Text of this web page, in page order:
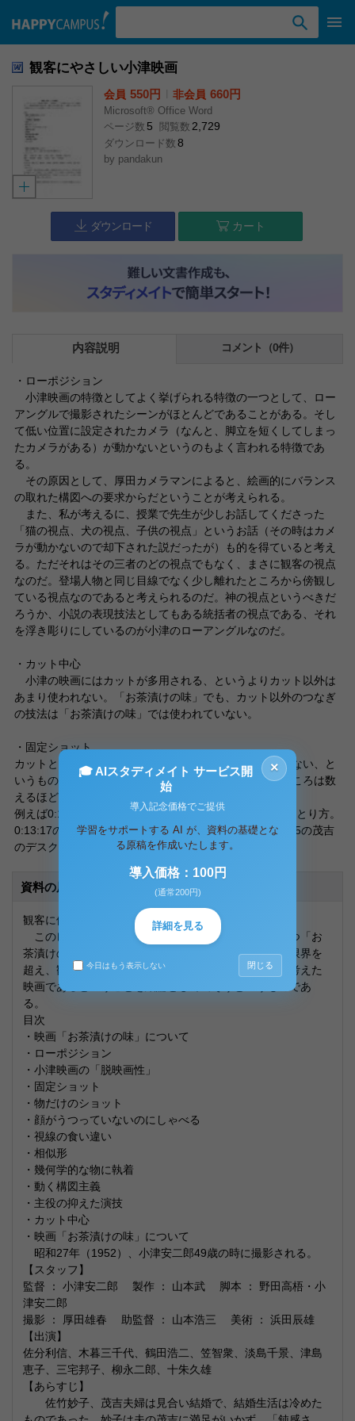
観客にやさしい小津映画
会員 550円 非会員 660円
Microsoft® Office Word
ページ数 5 閲覧数 2,729
ダウンロード数 8
by pandakun
ダウンロード カート
内容説明 コメント（0件）
・ローポジション
小津映画の特徴としてよく挙げられる特徴の一つとして、ロー
アングルで撮影されたシーンがほとんどであることがある。そし
て低い位置に設定されたカメラ（なんと、脚立を短くしてしまっ
たカメラがある）が動かないというのもよく言われる特徴であ
る。
その原因として、厚田カメラマンによると、絵画的にバランス
の取れた構図への要求からだということが考えられる。
また、私が考えるに、授業で先生が少しお話してくださった
「猫の視点、犬の視点、子供の視点」というお話（その時はカメ
ラが動かないので却下された説だったが）も的を得ていると考え
る。ただそれはその三者のどの視点でもなく、まさに観客の視点
なのだ。登場人物と同じ目線でなく少し離れたところから傍観し
ている視点なのであると考えられるのだ。神の視点というべきだ
ろうか、小説の表現技法としてもある統括者の視点である、それ
を浮き彫りにしているのが小津のローアングルなのだ。
・カット中心
小津の映画にはカットが多用される、というよりカット以外は
あまり使われない。「お茶漬けの味」でも、カット以外のつなぎ
の技法は「お茶漬けの味」では使われていない。
・固定ショット
カットとともに小津の特徴とされることにカメラが動かない、と
いうものがある。固定ショット（ヒックス）ではないところは数
えるほどしかない。
例えば0:12:02の部屋の一部をうつしておいてひいていくとり方。
0:13:17の登場人物を追ってカメラが動くシーン。0:35:35の茂吉
のデスクを寄りでとるシーン。などがある。
資料の原本内容
観客に優しい小津映画
このレポートは、小津映画の特徴を、小津映画の一つ「お
茶漬けの味」において確認を行い、小津映画は映画の限界を
超え、観客に本当の意味で優しい、観客のことを良く考えた
映画であるということを結論として出そうというものであ
る。
目次
・映画「お茶漬けの味」について
・ローポジション
・小津映画の「脱映画性」
・固定ショット
・物だけのショット
・顔がうつっていないのにしゃべる
・視線の食い違い
・相似形
・幾何学的な物に執着
・動く構図主義
・主役の抑えた演技
・カット中心
・映画「お茶漬けの味」について
昭和27年（1952）、小津安二郎49歳の時に撮影される。
【スタッフ】
監督 ： 小津安二郎 製作 ： 山本武 脚本 ： 野田高梧・小
津安二郎
撮影 ： 厚田雄春 助監督 ： 山本浩三 美術 ： 浜田辰雄
【出演】
佐分利信、木暮三千代、鶴田浩二、笠智衆、淡島千景、津島
恵子、三宅邦子、柳永二郎、十朱久雄
【あらすじ】
佐竹妙子、茂吉夫婦は見合い結婚で、結婚生活は冷めた
×
🎓 AIスタディメイト サービス開
始
導入記念価格でご提供
学習をサポートする AI が、資料の基礎とな
る原稿を作成いたします。
導入価格：100円
(通常200円)
詳細を見る
今日はもう表示しない 閉じる